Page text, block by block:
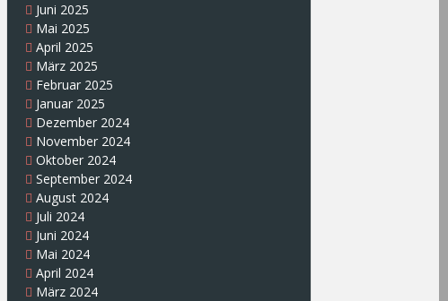
Juni 2025
Mai 2025
April 2025
März 2025
Februar 2025
Januar 2025
Dezember 2024
November 2024
Oktober 2024
September 2024
August 2024
Juli 2024
Juni 2024
Mai 2024
April 2024
März 2024